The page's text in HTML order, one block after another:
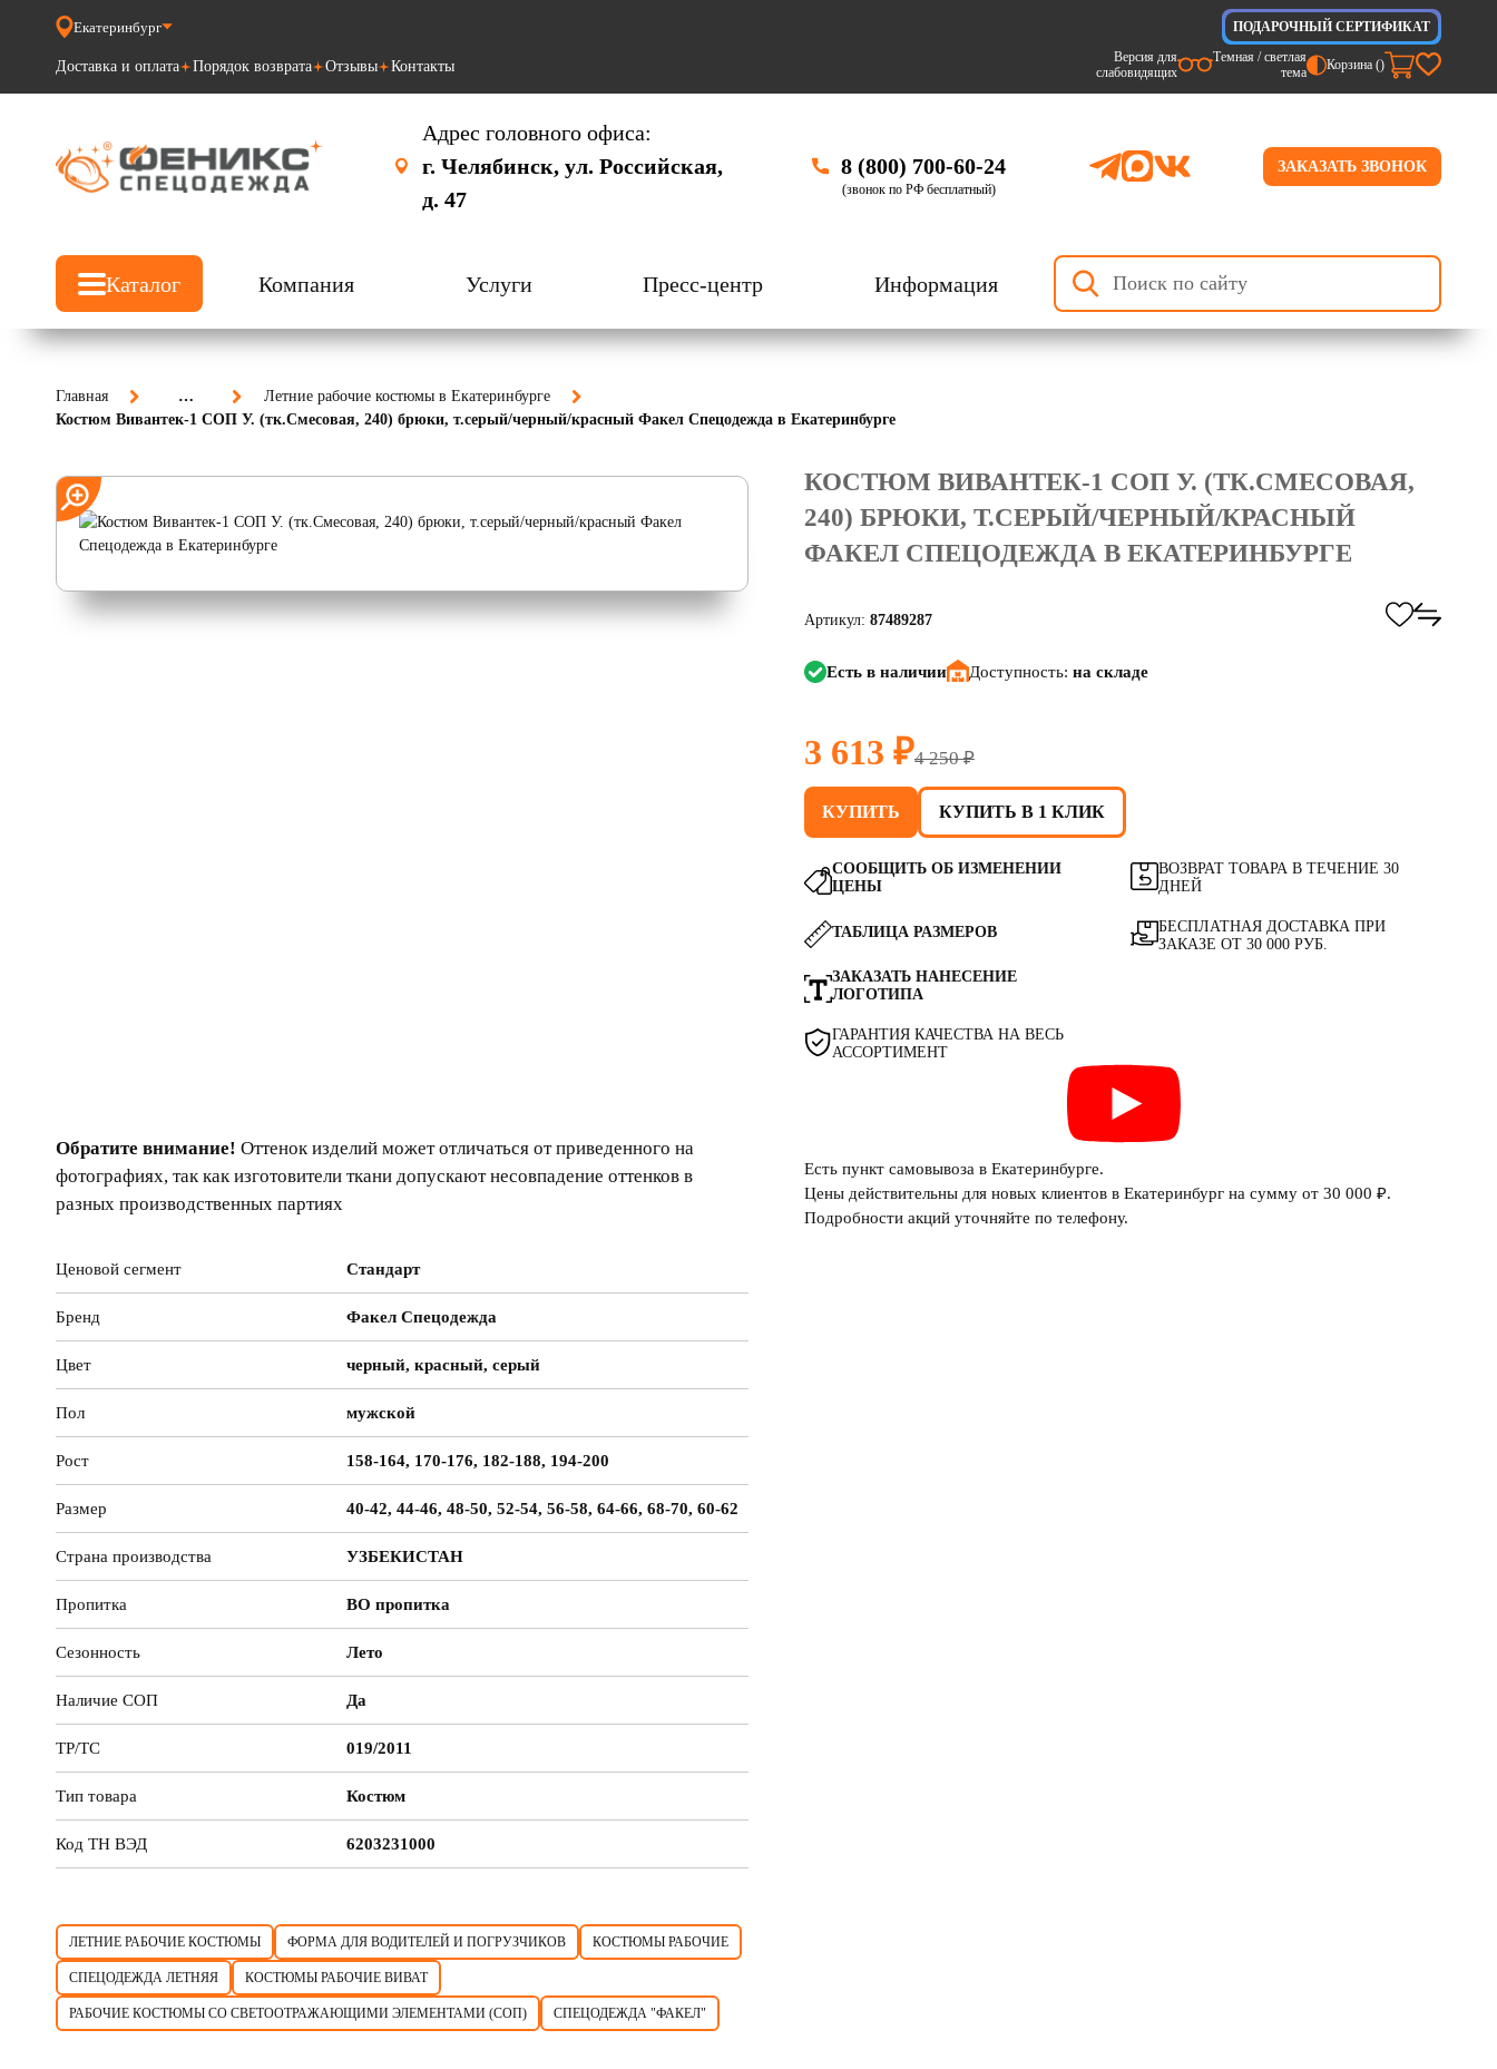
Екатеринбург
Доставка и оплата Порядок возврата Отзывы Контакты
ПОДАРОЧНЫЙ СЕРТИФИКАТ
Версия для
слабовидящих
Темная / светлая
тема
Корзина ()
Адрес головного офиса:
г. Челябинск, ул. Российская,
д. 47
8 (800) 700-60-24
(звонок по РФ бесплатный)
ЗАКАЗАТЬ ЗВОНОК
Каталог Компания Услуги Пресс-центр Информация
Главная …
Летние рабочие костюмы в Екатеринбурге
Костюм Вивантек-1 СОП У. (тк.Смесовая, 240) брюки, т.серый/черный/красный Факел Спецодежда в Екатеринбурге
КОСТЮМ ВИВАНТЕК-1 СОП У. (ТК.СМЕСОВАЯ,
240) БРЮКИ, Т.СЕРЫЙ/ЧЕРНЫЙ/КРАСНЫЙ
ФАКЕЛ СПЕЦОДЕЖДА В ЕКАТЕРИНБУРГЕ
Артикул: 87489287
Есть в наличии Доступность: на складе
3 613 ₽4 250 ₽
КУПИТЬ КУПИТЬ В 1 КЛИК
СООБЩИТЬ ОБ ИЗМЕНЕНИИ
ЦЕНЫ
ВОЗВРАТ ТОВАРА В ТЕЧЕНИЕ 30
ДНЕЙ
ТАБЛИЦА РАЗМЕРОВ
ЗАКАЗАТЬ НАНЕСЕНИЕ
ЛОГОТИПА
ГАРАНТИЯ КАЧЕСТВА НА ВЕСЬ
АССОРТИМЕНТ
БЕСПЛАТНАЯ ДОСТАВКА ПРИ
ЗАКАЗЕ ОТ 30 000 РУБ.
Обратите внимание! Оттенок изделий может отличаться от приведенного на
фотографиях, так как изготовители ткани допускают несовпадение оттенков в
разных производственных партиях
Ценовой сегмент Стандарт
Бренд Факел Спецодежда
Цвет черный, красный, серый
Пол мужской
Рост 158-164, 170-176, 182-188, 194-200
Размер 40-42, 44-46, 48-50, 52-54, 56-58, 64-66, 68-70, 60-62
Страна производства УЗБЕКИСТАН
Пропитка ВО пропитка
Сезонность Лето
Наличие СОП Да
ТР/ТС 019/2011
Тип товара Костюм
Код ТН ВЭД 6203231000
ЛЕТНИЕ РАБОЧИЕ КОСТЮМЫ ФОРМА ДЛЯ ВОДИТЕЛЕЙ И ПОГРУЗЧИКОВ КОСТЮМЫ РАБОЧИЕ
СПЕЦОДЕЖДА ЛЕТНЯЯ КОСТЮМЫ РАБОЧИЕ ВИВАТ
РАБОЧИЕ КОСТЮМЫ СО СВЕТООТРАЖАЮЩИМИ ЭЛЕМЕНТАМИ (СОП) СПЕЦОДЕЖДА "ФАКЕЛ"
Есть пункт самовывоза в Екатеринбурге.
Цены действительны для новых клиентов в Екатеринбург на сумму от 30 000 ₽.
Подробности акций уточняйте по телефону.